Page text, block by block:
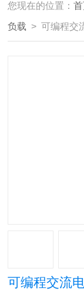
您现在的位置：
负载 > 可编程交
可编程交流